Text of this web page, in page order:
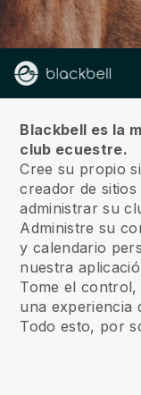
Blackbell es la
club ecuestre.
Cree su propio
creador de
administrar su
Administre su
y calendario
nuestra
Tome el
una experiencia
Todo esto, por